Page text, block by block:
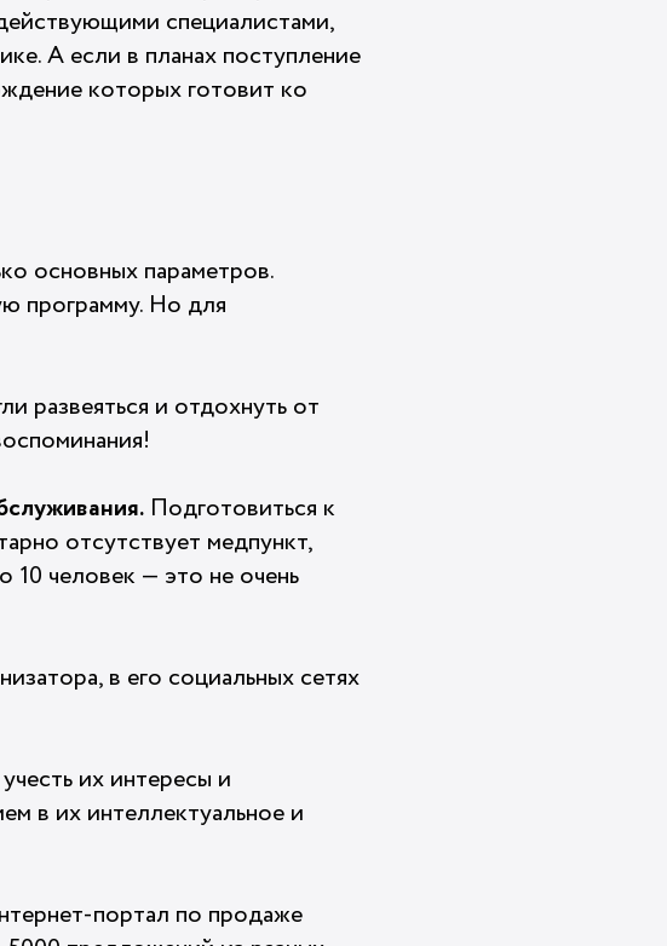
специалистами,
А если в планах поступление
которых готовит ко
основных параметров.
программу. Но для
развеяться и отдохнуть от
Подготовиться к
отсутствует медпункт,
10 человек — это не очень
в его социальных сетях
их интересы и
в их интеллектуальное и
портал по продаже